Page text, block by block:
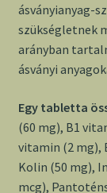
ásványianyag-
szükségletnek
arányban
ásványi
Egy tabletta
(60 mg), B1
vitamin (2 mg),
Kolin (50 mg),
mcg),